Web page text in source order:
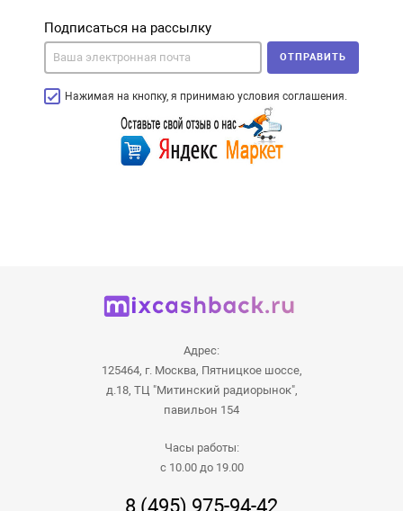
Подписаться на рассылку
Нажимая на кнопку, я принимаю условия соглашения.
ОТПРАВИТЬ
Адрес:
125464, г. Москва, Пятницкое шоссе,
д.18, ТЦ "Митинский радиорынок",
павильон 154
Часы работы:
с 10.00 до 19.00
8 (495) 975-94-42